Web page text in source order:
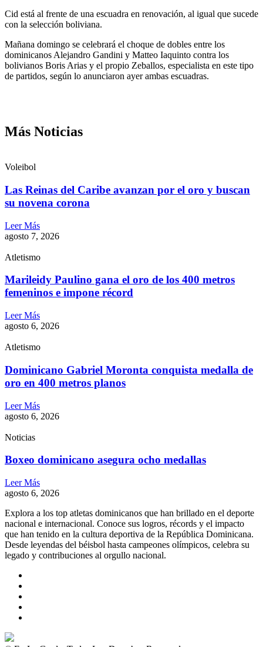
Cid está al frente de una escuadra en renovación, al igual que sucede
con la selección boliviana.
Mañana domingo se celebrará el choque de dobles entre los
dominicanos Alejandro Gandini y Matteo Iaquinto contra los
bolivianos Boris Arias y el propio Zeballos, especialista en este tipo
de partidos, según lo anunciaron ayer ambas escuadras.
Más Noticias
Voleibol
Las Reinas del Caribe avanzan por el oro y buscan
su novena corona
Leer Más
agosto 7, 2026
Atletismo
Marileidy Paulino gana el oro de los 400 metros
femeninos e impone récord
Leer Más
agosto 6, 2026
Atletismo
Dominicano Gabriel Moronta conquista medalla de
oro en 400 metros planos
Leer Más
agosto 6, 2026
Noticias
Boxeo dominicano asegura ocho medallas
Leer Más
agosto 6, 2026
Explora a los top atletas dominicanos que han brillado en el deporte
nacional e internacional. Conoce sus logros, récords y el impacto
que han tenido en la cultura deportiva de la República Dominicana.
Desde leyendas del béisbol hasta campeones olímpicos, celebra su
legado y contribuciones al orgullo nacional.